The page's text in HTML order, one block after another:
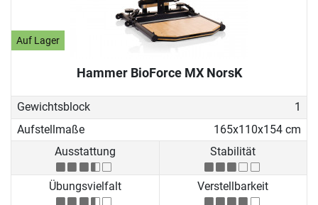
Auf Lager
Hammer BioForce MX NorsK
Gewichtsblock
1
Aufstellmaße
165x110x154 cm
Ausstattung
Stabilität
Übungsvielfalt Verstellbarkeit